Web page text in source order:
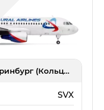
Екатеринбург (Кольцово)
SVX